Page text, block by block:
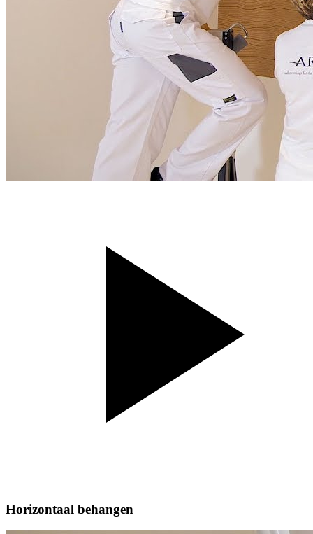
Horizontaal behangen